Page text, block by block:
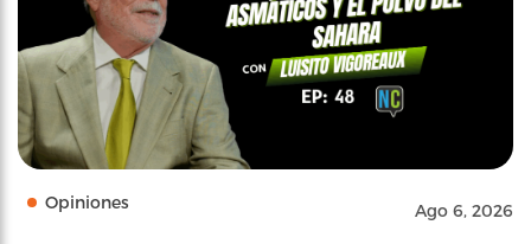
Opiniones Ago 6, 2026